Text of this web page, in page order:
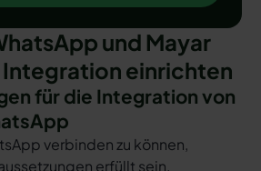
und Mayar
einrichten
für die Integration von
verbinden zu können,
erfüllt sein.